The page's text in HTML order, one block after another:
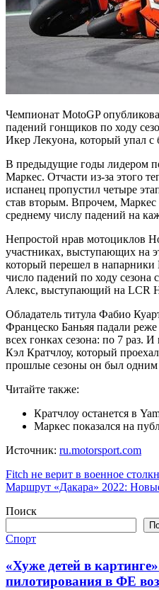
Чемпионат MotoGP
падений гонщиков по ходу
Икер Лекуона, который упал с
В предыдущие годы лидером
Маркес. Отчасти из-за этого
испанец пропустил четыре
став вторым. Впрочем, Маркес
среднему числу падений на
Непростой нрав мотоциклов
участниках, выступающих на
который перешел в
число падений по ходу сезона
Алекс, выступающий на LCR
Обладатель титула Фабио
Францеско Баньяя падали реже
всех гонках сезона: по 7 раз.
Кэл Кратчлоу, который
прошлые сезоны он был одним
Читайте также:
Кратчлоу останется в
Маркес показался на
Источник: ru.motorsport.com
Навигация
по
записям
Fitch не верит в военное
Маршрут «Дакара» 2022:
Поиск
Спорт
«Хуже детей в
пилотирования в ФЕ